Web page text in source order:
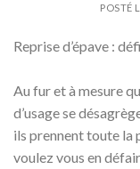
POSTÉ
Reprise d’épave :
Au fur et à mesure
d’usage se
ils prennent toute la
voulez vous en